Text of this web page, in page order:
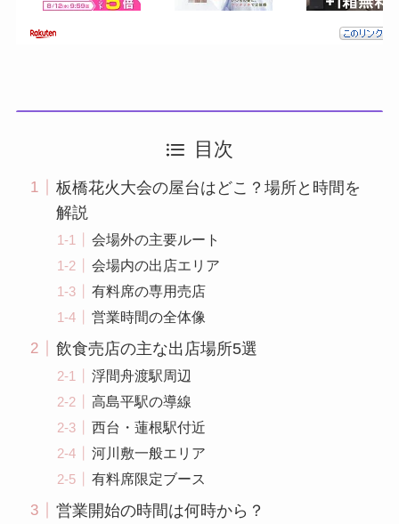
目次
板橋花火大会の屋台はどこ？場所と時間を
解説
会場外の主要ルート
会場内の出店エリア
有料席の専用売店
営業時間の全体像
飲食売店の主な出店場所5選
浮間舟渡駅周辺
高島平駅の導線
西台・蓮根駅付近
河川敷一般エリア
有料席限定ブース
営業開始の時間は何時から？